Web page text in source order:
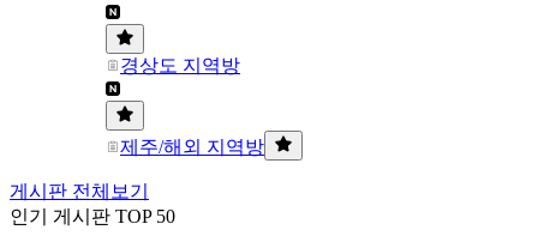
경상도 지역방
제주/해외 지역방
게시판 전체보기
인기 게시판 TOP 50